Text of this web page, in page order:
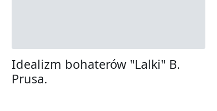
Idealizm bohaterów "Lalki" B.
Prusa.